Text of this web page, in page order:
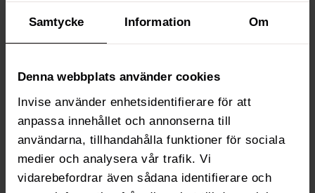
Samtycke Information Om
Denna webbplats använder cookies
Invise använder enhetsidentifierare för att
anpassa innehållet och annonserna till
användarna, tillhandahålla funktioner för sociala
medier och analysera vår trafik. Vi
vidarebefordrar även sådana identifierare och
met de Marketing Hub aan de slag gaat,
betaal je voor het aantal
benaderen. Naarmate je groeit, kun je
extra contacten bijkopen.
Het aantal gebruikers:
Service Hubs kunnen gebruikerslicenties
bepalend zijn voor de prijs. Hoe meer seats